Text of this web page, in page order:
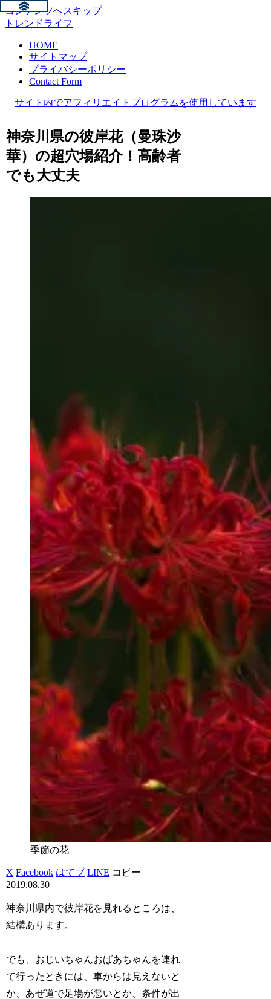
コンテンツへスキップ
トレンドライフ
HOME
サイトマップ
プライバシーポリシー
Contact Form
サイト内でアフィリエイトプログラムを使用しています
神奈川県の彼岸花（曼珠沙
華）の超穴場紹介！高齢者
でも大丈夫
季節の花
X Facebook はてブ LINE コピー
2019.08.30
神奈川県内で彼岸花を見れるところは、
結構あります。
でも、おじいちゃんおばあちゃんを連れ
て行ったときには、車からは見えないと
か、あぜ道で足場が悪いとか、条件が出